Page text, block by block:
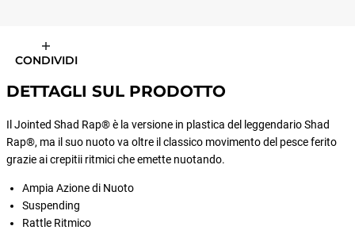
CONDIVIDI
DETTAGLI SUL PRODOTTO
Il Jointed Shad Rap® è la versione in plastica del leggendario Shad
Rap®, ma il suo nuoto va oltre il classico movimento del pesce ferito
grazie ai crepitii ritmici che emette nuotando.
Ampia Azione di Nuoto
Suspending
Rattle Ritmico